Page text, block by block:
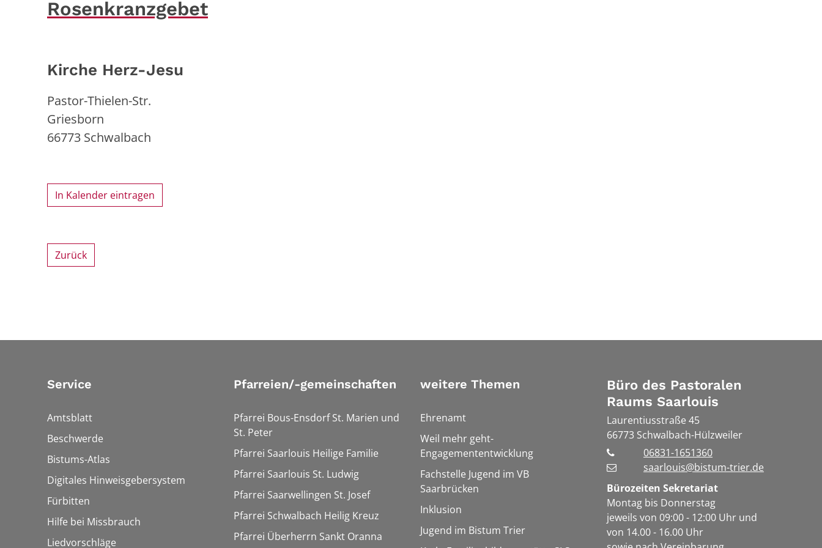
Rosenkranzgebet
Kirche Herz-Jesu
Pastor-Thielen-Str.
Griesborn
66773 Schwalbach
In Kalender eintragen
Zurück
Service
Amtsblatt
Beschwerde
Bistums-Atlas
Digitales Hinweisgebersystem
Fürbitten
Hilfe bei Missbrauch
Liedvorschläge
Pfarreien/-gemeinschaften
Pfarrei Bous-Ensdorf St. Marien und
St. Peter
Pfarrei Saarlouis Heilige Familie
Pfarrei Saarlouis St. Ludwig
Pfarrei Saarwellingen St. Josef
Pfarrei Schwalbach Heilig Kreuz
Pfarrei Überherrn Sankt Oranna
weitere Themen
Ehrenamt
Weil mehr geht-
Engagemententwicklung
Fachstelle Jugend im VB
Saarbrücken
Inklusion
Jugend im Bistum Trier
Büro des Pastoralen
Raums Saarlouis
Laurentiusstraße 45
66773 Schwalbach-Hülzweiler
06831-1651360
saarlouis@bistum-trier.de
Bürozeiten Sekretariat
Montag bis Donnerstag
jeweils von 09:00 - 12:00 Uhr und
von 14.00 - 16.00 Uhr